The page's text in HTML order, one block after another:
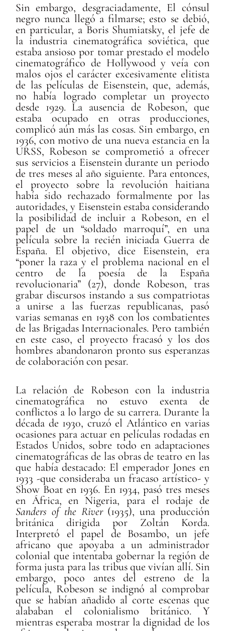
Sin embargo, desgraciadamente, El cónsul
negro nunca llegó a filmarse; esto se debió,
en particular, a Boris Shumiatsky, el jefe de
la industria cinematográfica soviética, que
estaba ansioso por tomar prestado el modelo
cinematográfico de Hollywood y veía con
malos ojos el carácter excesivamente elitista
de las películas de Eisenstein, que, además,
no había logrado completar un proyecto
desde 1929. La ausencia de Robeson, que
estaba ocupado en otras producciones,
complicó aún más las cosas. Sin embargo, en
1936, con motivo de una nueva estancia en la
URSS, Robeson se comprometió a ofrecer
sus servicios a Eisenstein durante un periodo
de tres meses al año siguiente. Para entonces,
el proyecto sobre la revolución haitiana
había sido rechazado formalmente por las
autoridades, y Eisenstein estaba considerando
la posibilidad de incluir a Robeson, en el
papel de un “soldado marroquí”, en una
película sobre la recién iniciada Guerra de
España. El objetivo, dice Eisenstein, era
“poner la raza y el problema nacional en el
centro de la poesía de la España
revolucionaria” (27), donde Robeson, tras
grabar discursos instando a sus compatriotas
a unirse a las fuerzas republicanas, pasó
varias semanas en 1938 con los combatientes
de las Brigadas Internacionales. Pero también
en este caso, el proyecto fracasó y los dos
hombres abandonaron pronto sus esperanzas
de colaboración con pesar.
La relación de Robeson con la industria
cinematográfica no estuvo exenta de
conflictos a lo largo de su carrera. Durante la
década de 1930, cruzó el Atlántico en varias
ocasiones para actuar en películas rodadas en
Estados Unidos, sobre todo en adaptaciones
cinematográficas de las obras de teatro en las
que había destacado: El emperador Jones en
1933 -que consideraba un fracaso artístico- y
Show Boat en 1936. En 1934, pasó tres meses
en África, en Nigeria, para el rodaje de
Sanders of the River(1935), una producción
británica dirigida por Zoltán Korda.
Interpretó el papel de Bosambo, un jefe
africano que apoyaba a un administrador
colonial que intentaba gobernar la región de
forma justa para las tribus que vivían allí. Sin
embargo, poco antes del estreno de la
película, Robeson se indignó al comprobar
que se habían añadido al corte escenas que
alababan el colonialismo británico. Y
mientras esperaba mostrar la dignidad de los